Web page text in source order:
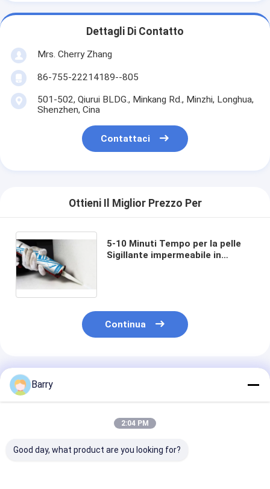
Dettagli Di Contatto
Mrs. Cherry Zhang
86-755-22214189--805
501-502, Qiurui BLDG., Minkang Rd., Minzhi, Longhua,
Shenzhen, Cina
Contattaci
Ottieni Il Miglior Prezzo Per
5-10 Minuti Tempo per la pelle
Sigillante impermeabile in
Continua
Prodotti Raccomandati
Barry
2:04 PM
Good day, what product are you looking for?